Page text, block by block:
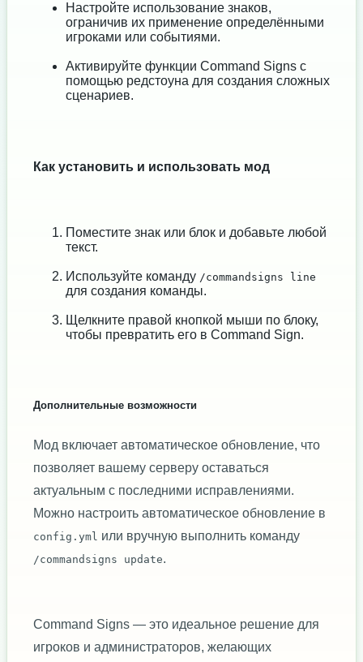
Настройте использование знаков,
ограничив их применение определёнными
игроками или событиями.
Активируйте функции Command Signs с
помощью редстоуна для создания сложных
сценариев.
Как установить и использовать мод
Поместите знак или блок и добавьте любой
текст.
Используйте команду /commandsigns line
для создания команды.
Щелкните правой кнопкой мыши по блоку,
чтобы превратить его в Command Sign.
Дополнительные возможности
Мод включает автоматическое обновление, что
позволяет вашему серверу оставаться
актуальным с последними исправлениями.
Можно настроить автоматическое обновление в
config.yml или вручную выполнить команду
/commandsigns update.
Command Signs — это идеальное решение для
игроков и администраторов, желающих